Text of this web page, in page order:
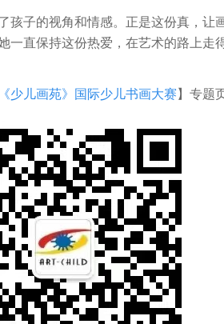
子的视角和情感。正是这份真，让
直保持这份热爱，在艺术的路上走
《少儿画苑》国际少儿书画大赛 】专题